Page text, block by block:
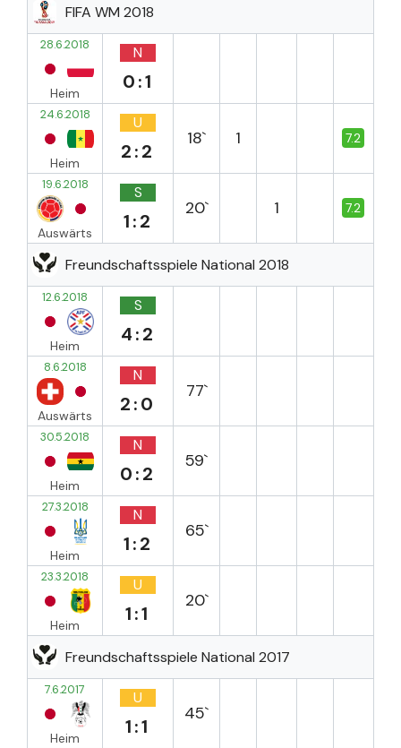
FIFA WM 2018
28.6.2018
Heim
N
0:1
24.6.2018
Heim
U
2:2
18` 1 7.2
19.6.2018
Auswärts
S
1:2
20` 1 7.2
Freundschaftsspiele National 2018
12.6.2018
Heim
S
4:2
8.6.2018
Auswärts
N
2:0
77`
30.5.2018
Heim
N
0:2
59`
27.3.2018
Heim
N
1:2
65`
23.3.2018
Heim
U
1:1
20`
Freundschaftsspiele National 2017
7.6.2017
Heim
U
1:1
45`